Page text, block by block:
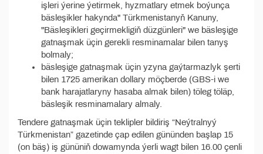
işleri ýerine ýetirmek, hyzmatlary etmek boýunça
bäsleşikler hakynda" Türkmenistanyň Kanuny,
"Bäsleşikleri geçirmekligiň düzgünleri" we bäsleşige
gatnaşmak üçin gerekli resminamalar bilen tanyş
bolmaly;
bäsleşige gatnaşmak üçin yzyna gaýtarmazlyk şerti
bilen 1725 amerikan dollary möçberde (GBS-i we
bank harajatlaryny hasaba almak bilen) töleg töläp,
bäsleşik resminamalary almaly.
Tendere gatnaşmak üçin teklipler bildiriş “Neýtralnyý
Türkmenistan” gazetinde çap edilen gününden başlap 15
(on bäş) iş gününiň dowamynda ýerli wagt bilen 16.00 çenli